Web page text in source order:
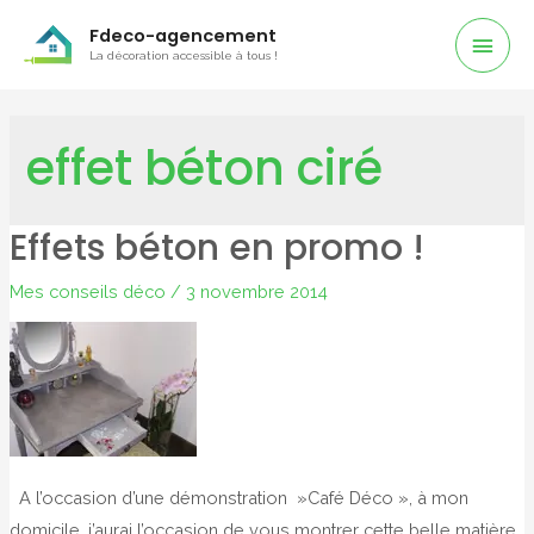
Fdeco-agencement
La décoration accessible à tous !
effet béton ciré
Effets béton en promo !
Mes conseils déco / 3 novembre 2014
A l’occasion d’une démonstration »Café Déco », à mon